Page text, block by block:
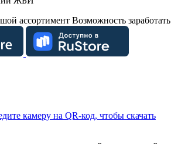
ассортимент Возможность заработать
камеру на QR-код, чтобы скачать